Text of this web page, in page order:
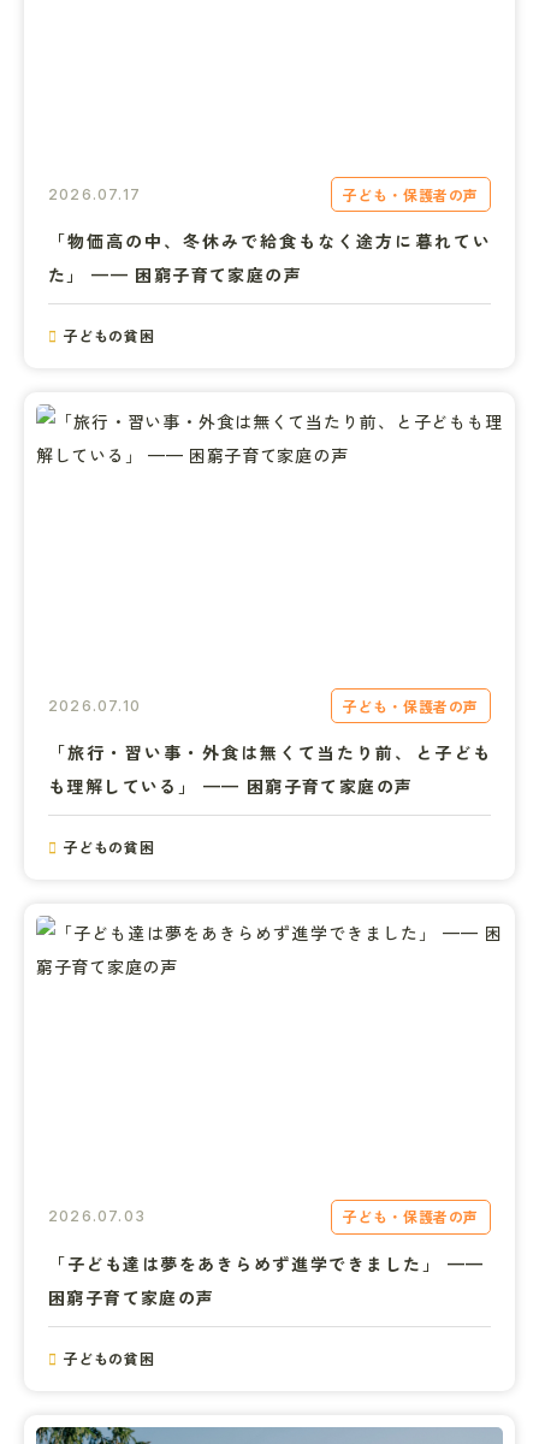
2026.07.17 子ども・保護者の声
「物価高の中、冬休みで給食もなく途方に暮れてい
た」 —— 困窮子育て家庭の声
子どもの貧困
2026.07.10 子ども・保護者の声
「旅行・習い事・外食は無くて当たり前、と子ども
も理解している」 —— 困窮子育て家庭の声
子どもの貧困
2026.07.03 子ども・保護者の声
「子ども達は夢をあきらめず進学できました」 ——
困窮子育て家庭の声
子どもの貧困